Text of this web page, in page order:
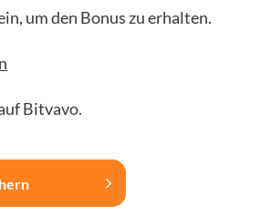
um den Bonus zu erhalten.
Bitvavo.